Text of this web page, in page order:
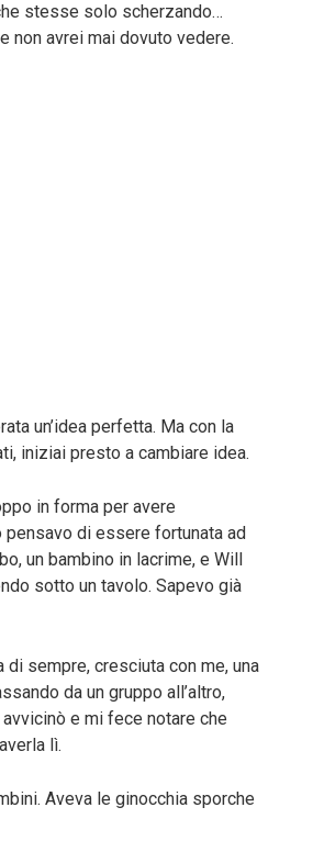
stesse solo scherzando…
non avrei mai dovuto vedere.
un’idea perfetta. Ma con la
iniziai presto a cambiare idea.
in forma per avere
pensavo di essere fortunata ad
un bambino in lacrime, e Will
sotto un tavolo. Sapevo già
di sempre, cresciuta con me, una
da un gruppo all’altro,
e mi fece notare che
lì.
Aveva le ginocchia sporche